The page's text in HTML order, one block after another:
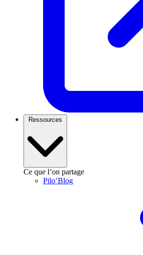
Ressources
Ce que l’on partage
Pilo’Blog